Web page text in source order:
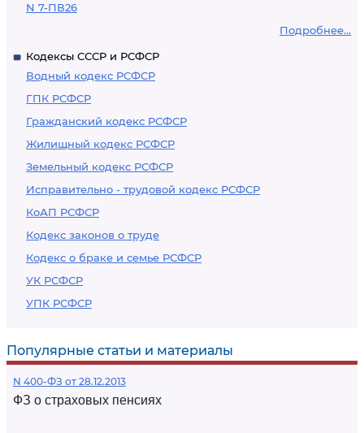
N 7-ПВ26
Подробнее...
Кодексы СССР и РСФСР
Водный кодекс РСФСР
ГПК РСФСР
Гражданский кодекс РСФСР
Жилищный кодекс РСФСР
Земельный кодекс РСФСР
Исправительно - трудовой кодекс РСФСР
КоАП РСФСР
Кодекс законов о труде
Кодекс о браке и семье РСФСР
УК РСФСР
УПК РСФСР
Популярные статьи и материалы
N 400-ФЗ от 28.12.2013
ФЗ о страховых пенсиях